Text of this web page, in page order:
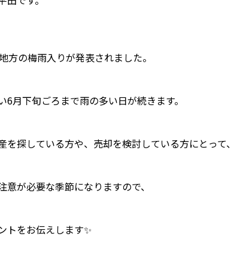
方の梅雨入りが発表されました。
6月下旬ごろまで雨の多い日が続きます。
を探している方や、売却を検討している方にとって、
意が必要な季節になりますので、
トをお伝えします✨